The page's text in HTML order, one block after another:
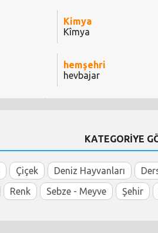
Kimya
Kîmya
hemşehri
hevbajar
KATEGORİYE
Çiçek Deniz Hayvanları
Renk Sebze - Meyve Şehir